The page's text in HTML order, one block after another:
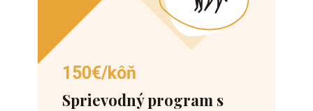
150€/kôň
Sprievodný program s